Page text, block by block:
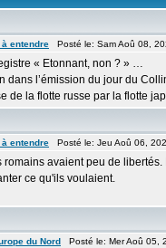
entendre Posté le: Sam Aoû 08,
« Etonnant, non ? » …
dans l’émission du jour du
de la flotte russe par la flotte
entendre Posté le: Jeu Aoû 06,
romains avaient peu de
ce qu'ils voulaient.
du Nord Posté le: Mer Aoû